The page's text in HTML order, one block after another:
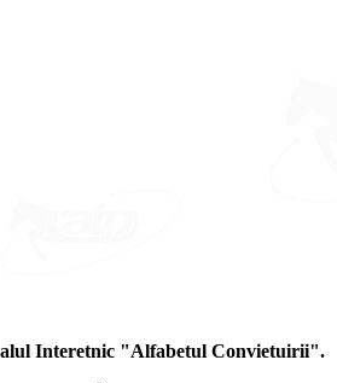
Interetnic "Alfabetul Convietuirii".